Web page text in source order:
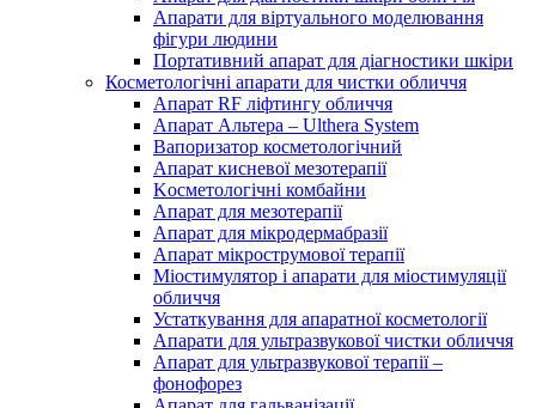
Апарати для віртуального моделювання
фігури людини
Портативний апарат для діагностики шкіри
Косметологічні апарати для чистки обличчя
Апарат RF ліфтингу обличчя
Апарат Альтера – Ulthera System
Вапоризатор косметологічний
Апарат кисневої мезотерапії
Kосметологічні комбайни
Апарат для мезотерапії
Апарат для мікродермабразії
Апарат мікрострумової терапії
Міостимулятор і апарати для міостимуляції
обличчя
Устаткування для апаратної косметології
Апарати для ультразвукової чистки обличчя
Апарат для ультразвукової терапії –
фонофорез